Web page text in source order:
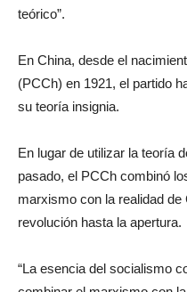
teórico”.
En China, desde el
(PCCh) en 1921, el partido
su teoría insignia.
En lugar de utilizar la teoría
pasado, el PCCh combinó
marxismo con la realidad
revolución hasta la apertura.
“La esencia del socialismo